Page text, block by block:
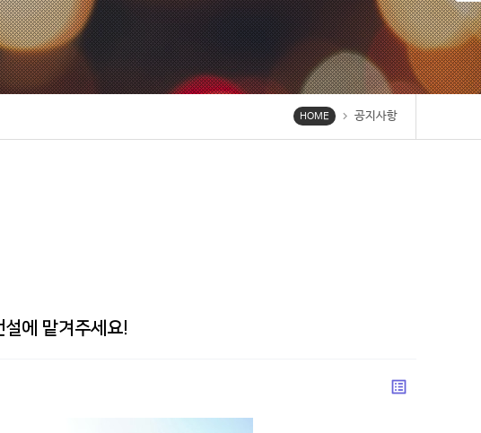
PrevNext
HOME chevron_right 공지사항
에 맡겨주세요!
list_alt